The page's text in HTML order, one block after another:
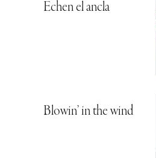
Echen el ancla
Blowin’ in the wind